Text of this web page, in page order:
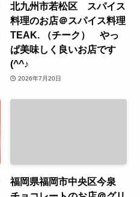
北九州市若松区 スパイス
料理のお店＠スパイス料理
TEAK. （チーク） やっ
ぱ美味しく良いお店です
(^^♪
2026年7月20日
福岡県福岡市中央区今泉